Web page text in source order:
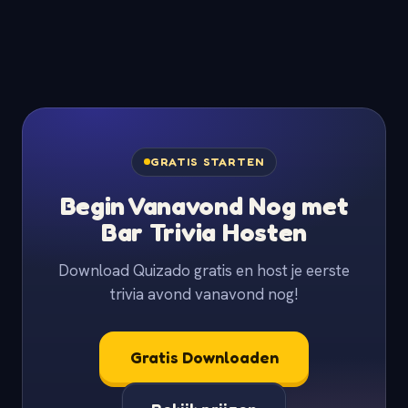
GRATIS STARTEN
Begin Vanavond Nog met
Bar Trivia Hosten
Download Quizado gratis en host je eerste
trivia avond vanavond nog!
Gratis Downloaden